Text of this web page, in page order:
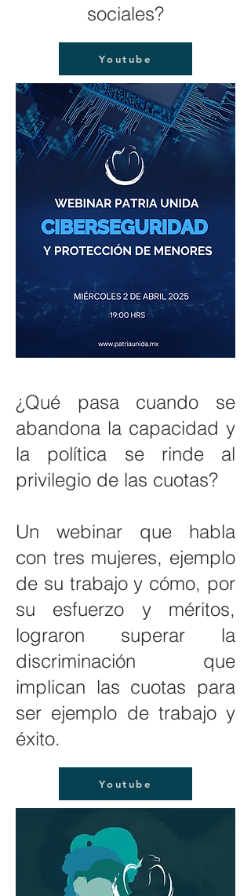
sociales?
Youtube
¿Qué pasa cuando se
abandona la capacidad y
la política se rinde al
privilegio de las cuotas?
Un webinar que habla
con tres mujeres, ejemplo
de su trabajo y cómo, por
su esfuerzo y méritos,
lograron superar la
discriminación que
implican las cuotas para
ser ejemplo de trabajo y
éxito.
Youtube